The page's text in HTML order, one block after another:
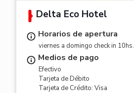
Delta Eco Hotel
Horarios de apertura
viernes a domingo check in 10hs.
Medios de pago
Efectivo
Tarjeta de Débito
Tarjeta de Crédito: Visa